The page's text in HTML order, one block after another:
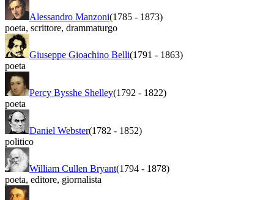
Alessandro Manzoni(1785 - 1873)
poeta, scrittore, drammaturgo
Giuseppe Gioachino Belli(1791 - 1863)
poeta
Percy Bysshe Shelley(1792 - 1822)
poeta
Daniel Webster(1782 - 1852)
politico
William Cullen Bryant(1794 - 1878)
poeta, editore, giornalista